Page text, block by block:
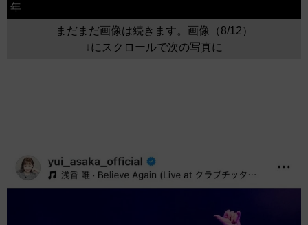
年
まだまだ画像は続きます。画像（8/12）
↓にスクロールで次の写真に